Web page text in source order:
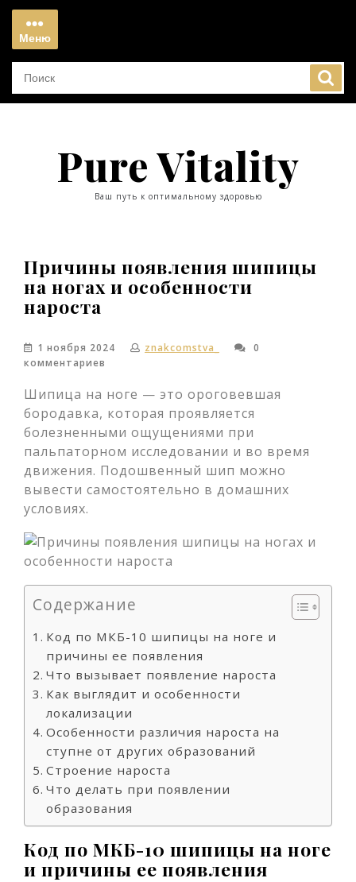
Перейти
содержимому
Меню
Меню
Pure Vitality
Ваш путь к оптимальному здоровью
Причины появления шипицы
на ногах и особенности
нароста
1 ноября 2024 znakcomstva_
0
комментариев
Шипица на ноге — это ороговевшая
бородавка, которая проявляется
болезненными ощущениями при
пальпаторном исследовании и во время
движения. Подошвенный шип можно
вывести самостоятельно в домашних
условиях.
Содержание
Код по МКБ-10 шипицы на ноге и
причины ее появления
Что вызывает появление нароста
Как выглядит и особенности
локализации
Особенности различия нароста на
ступне от других образований
Строение нароста
Что делать при появлении
образования
Код по МКБ-10 шипицы на ноге
и причины ее появления